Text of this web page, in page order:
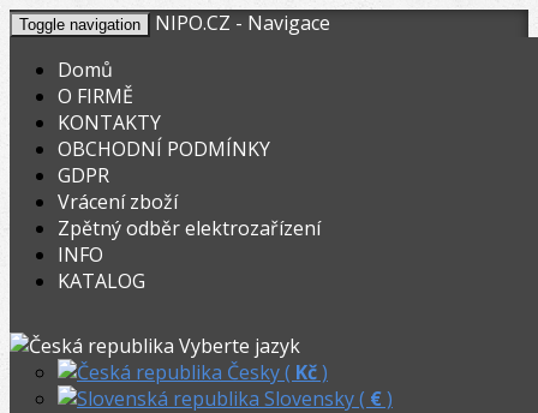
Toggle navigation
NIPO.CZ - Navigace
Domů
O FIRMĚ
KONTAKTY
OBCHODNÍ PODMÍNKY
GDPR
Vrácení zboží
Zpětný odběr elektrozařízení
INFO
KATALOG
Vyberte jazyk
Česky ( Kč)
Slovensky ( €)
V nákupním košíku máte0ks zboží.
Celkem:
Registrovat
OHYBACKY.NET »
ROBEND H + W Plus, 10 mm, s rukojetí
ROBEND H + W Plus, 10 mm, s
rukojetí